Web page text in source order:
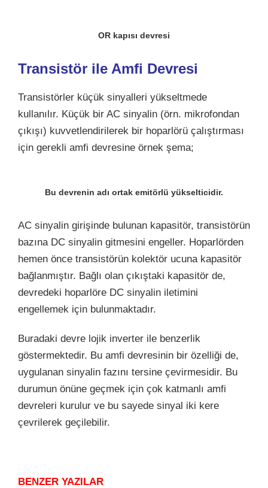
OR kapısı devresi
Transistör ile Amfi Devresi
Transistörler küçük sinyalleri yükseltmede
kullanılır. Küçük bir AC sinyalin (örn. mikrofondan
çıkışı) kuvvetlendirilerek bir hoparlörü çalıştırması
için gerekli amfi devresine örnek şema;
Bu devrenin adı ortak emitörlü yükselticidir.
AC sinyalin girişinde bulunan kapasitör, transistörün
bazına DC sinyalin gitmesini engeller. Hoparlörden
hemen önce transistörün kolektör ucuna kapasitör
bağlanmıştır. Bağlı olan çıkıştaki kapasitör de,
devredeki hoparlöre DC sinyalin iletimini
engellemek için bulunmaktadır.
Buradaki devre lojik inverter ile benzerlik
göstermektedir. Bu amfi devresinin bir özelliği de,
uygulanan sinyalin fazını tersine çevirmesidir. Bu
durumun önüne geçmek için çok katmanlı amfi
devreleri kurulur ve bu sayede sinyal iki kere
çevrilerek geçilebilir.
BENZER YAZILAR